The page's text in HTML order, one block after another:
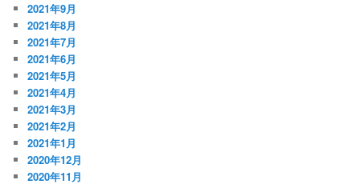
2021年9月
2021年8月
2021年7月
2021年6月
2021年5月
2021年4月
2021年3月
2021年2月
2021年1月
2020年12月
2020年11月